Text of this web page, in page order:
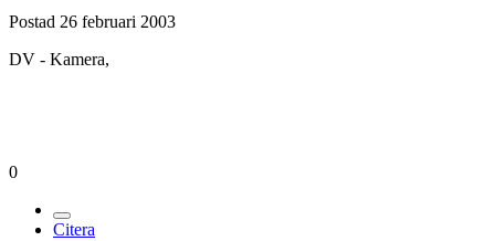
Postad 26 februari 2003
DV - Kamera,
0
Citera